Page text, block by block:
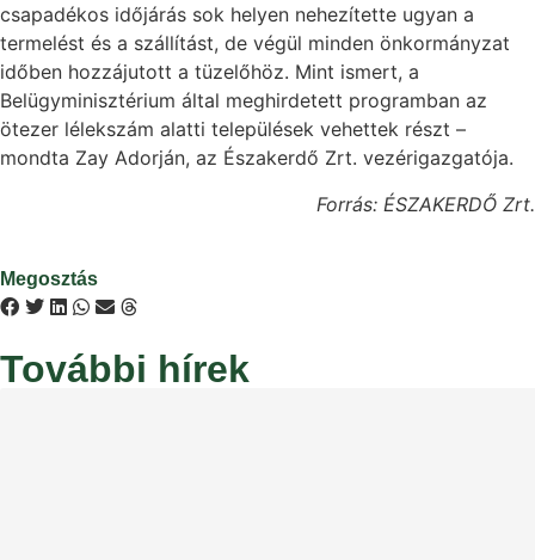
csapadékos időjárás sok helyen nehezítette ugyan a
termelést és a szállítást, de végül minden önkormányzat
időben hozzájutott a tüzelőhöz. Mint ismert, a
Belügyminisztérium által meghirdetett programban az
ötezer lélekszám alatti települések vehettek részt –
mondta Zay Adorján, az Északerdő Zrt. vezérigazgatója.
Forrás: ÉSZAKERDŐ Zrt.
Megosztás
További hírek